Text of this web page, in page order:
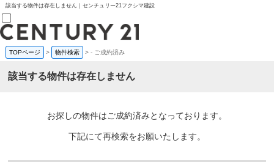
該当する物件は存在しません｜センチュリー21フクシマ建設
売買部
0120-800-844
賃貸部
会員メニュー
TOPページ > 物件検索 >- ご成約済み
該当する物件は存在しません
お探しの物件はご成約済みとなっております。
下記にて再検索をお願いたします。